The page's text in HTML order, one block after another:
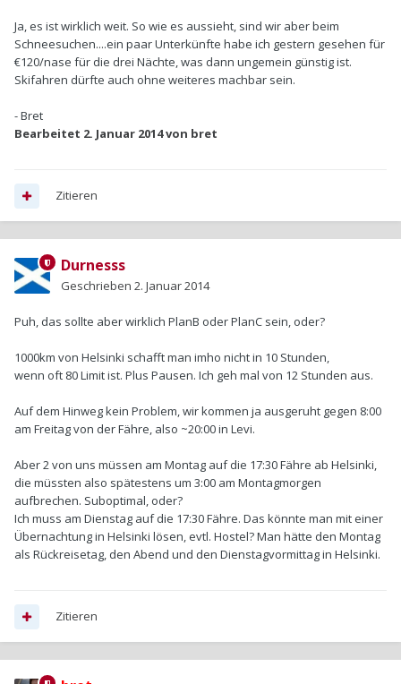
Ja, es ist wirklich weit. So wie es aussieht, sind wir aber beim
Schneesuchen....ein paar Unterkünfte habe ich gestern gesehen für
€120/nase für die drei Nächte, was dann ungemein günstig ist.
Skifahren dürfte auch ohne weiteres machbar sein.
- Bret
Bearbeitet 2. Januar 2014von bret
Zitieren
Durnesss
Geschrieben 2. Januar 2014
Puh, das sollte aber wirklich PlanB oder PlanC sein, oder?
1000km von Helsinki schafft man imho nicht in 10 Stunden,
wenn oft 80 Limit ist. Plus Pausen. Ich geh mal von 12 Stunden aus.
Auf dem Hinweg kein Problem, wir kommen ja ausgeruht gegen 8:00
am Freitag von der Fähre, also ~20:00 in Levi.
Aber 2 von uns müssen am Montag auf die 17:30 Fähre ab Helsinki,
die müssten also spätestens um 3:00 am Montagmorgen
aufbrechen. Suboptimal, oder?
Ich muss am Dienstag auf die 17:30 Fähre. Das könnte man mit einer
Übernachtung in Helsinki lösen, evtl. Hostel? Man hätte den Montag
als Rückreisetag, den Abend und den Dienstagvormittag in Helsinki.
Zitieren